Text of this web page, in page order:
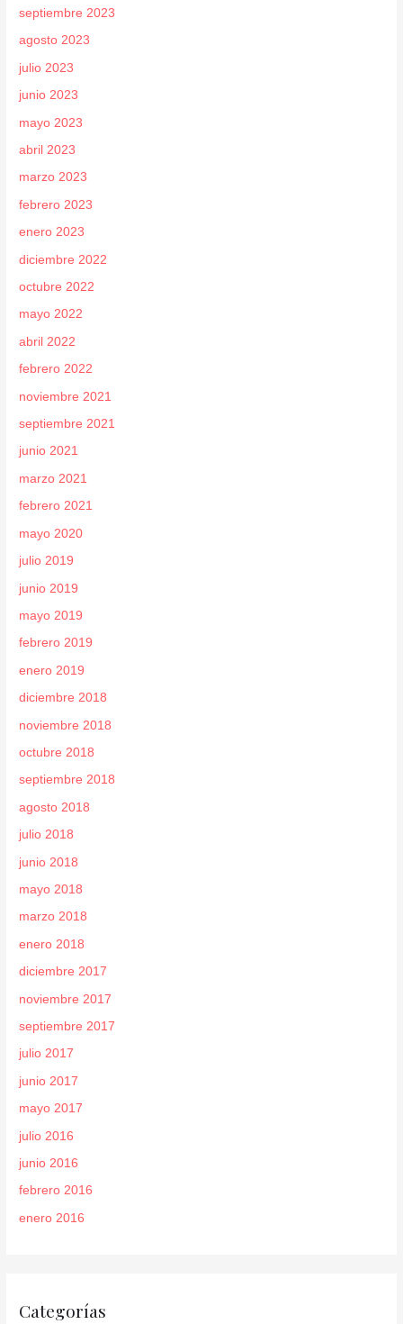
septiembre 2023
agosto 2023
julio 2023
junio 2023
mayo 2023
abril 2023
marzo 2023
febrero 2023
enero 2023
diciembre 2022
octubre 2022
mayo 2022
abril 2022
febrero 2022
noviembre 2021
septiembre 2021
junio 2021
marzo 2021
febrero 2021
mayo 2020
julio 2019
junio 2019
mayo 2019
febrero 2019
enero 2019
diciembre 2018
noviembre 2018
octubre 2018
septiembre 2018
agosto 2018
julio 2018
junio 2018
mayo 2018
marzo 2018
enero 2018
diciembre 2017
noviembre 2017
septiembre 2017
julio 2017
junio 2017
mayo 2017
julio 2016
junio 2016
febrero 2016
enero 2016
Categorías